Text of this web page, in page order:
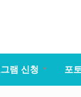
램 신청 포